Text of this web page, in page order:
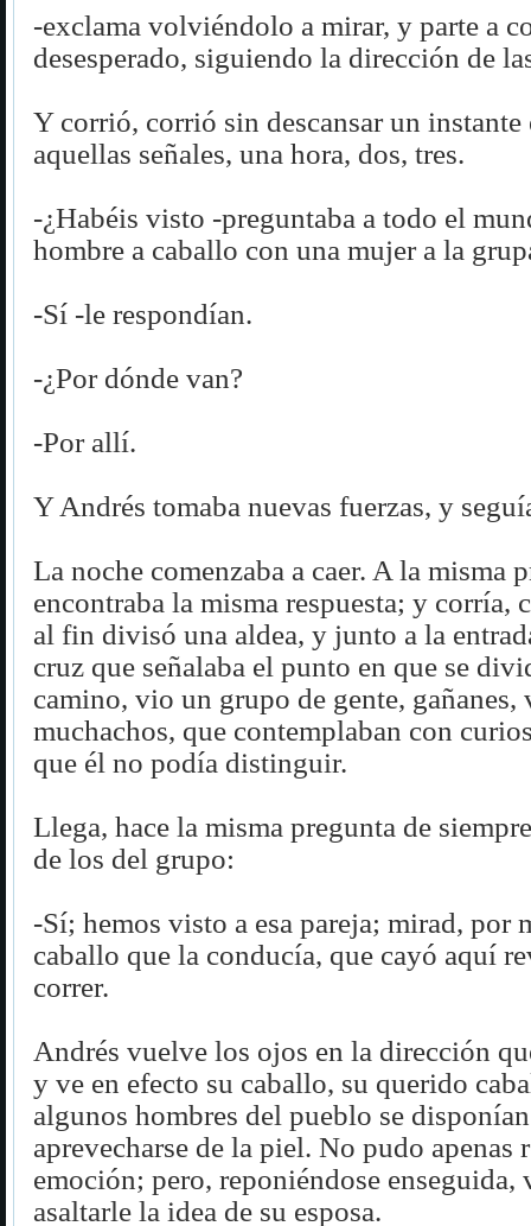
-exclama volviéndolo a mirar, y parte a
desesperado, siguiendo la dirección de
Y corrió, corrió sin descansar un instante
aquellas señales, una hora, dos, tres.
-¿Habéis visto -preguntaba a todo el
hombre a caballo con una mujer a la
-Sí -le respondían.
-¿Por dónde van?
-Por allí.
Y Andrés tomaba nuevas fuerzas, y
La noche comenzaba a caer. A la misma
encontraba la misma respuesta; y corría,
al fin divisó una aldea, y junto a la
cruz que señalaba el punto en que se
camino, vio un grupo de gente, gañanes,
muchachos, que contemplaban con
que él no podía distinguir.
Llega, hace la misma pregunta de
de los del grupo:
-Sí; hemos visto a esa pareja; mirad, por
caballo que la conducía, que cayó aquí
correr.
Andrés vuelve los ojos en la dirección
y ve en efecto su caballo, su querido
algunos hombres del pueblo se
aprevecharse de la piel. No pudo apenas
emoción; pero, reponiéndose enseguida,
asaltarle la idea de su esposa.